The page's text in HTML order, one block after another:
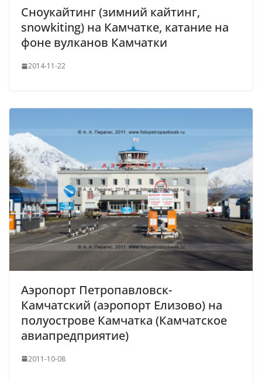
Сноукайтинг (зимний кайтинг,
snowkiting) на Камчатке, катание на
фоне вулканов Камчатки
2014-11-22
Аэропорт Петропавловск-
Камчатский (аэропорт Елизово) на
полуострове Камчатка (Камчатское
авиапредприятие)
2011-10-08